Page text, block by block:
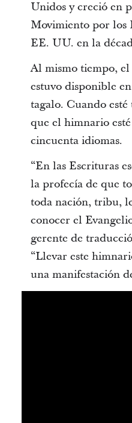
Unidos y creció en
Movimiento por los
EE. UU. en la
Al mismo tiempo,
estuvo disponible
tagalo. Cuando
que el himnario
cincuenta idiomas.
“En las Escrituras
la profecía de que
toda nación, tribu,
conocer el
gerente de
“Llevar este
una manifestación